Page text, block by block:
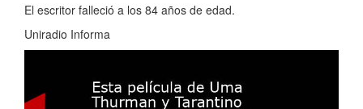
El escritor falleció a los 84 años de edad.
Uniradio Informa